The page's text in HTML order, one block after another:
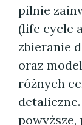
pilnie
(life cycle
zbieranie
oraz
różnych